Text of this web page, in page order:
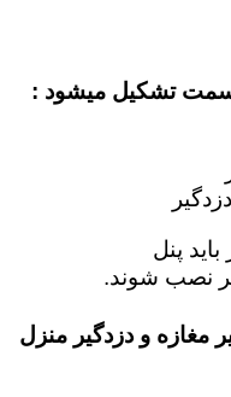
پنل
نصب شوند.
و دزدگیر منزل